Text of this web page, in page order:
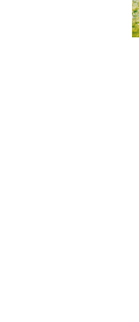
es bei Auswahl, Planung
ankommt.